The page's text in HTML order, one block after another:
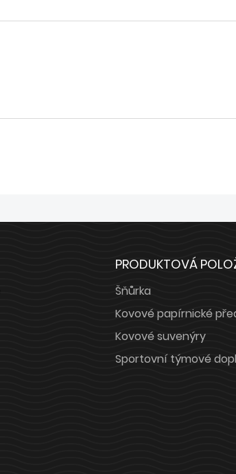
PRODUKTOVÁ
Šňůrka
Kovové papírnické
Kovové suvenýry
Sportovní týmové